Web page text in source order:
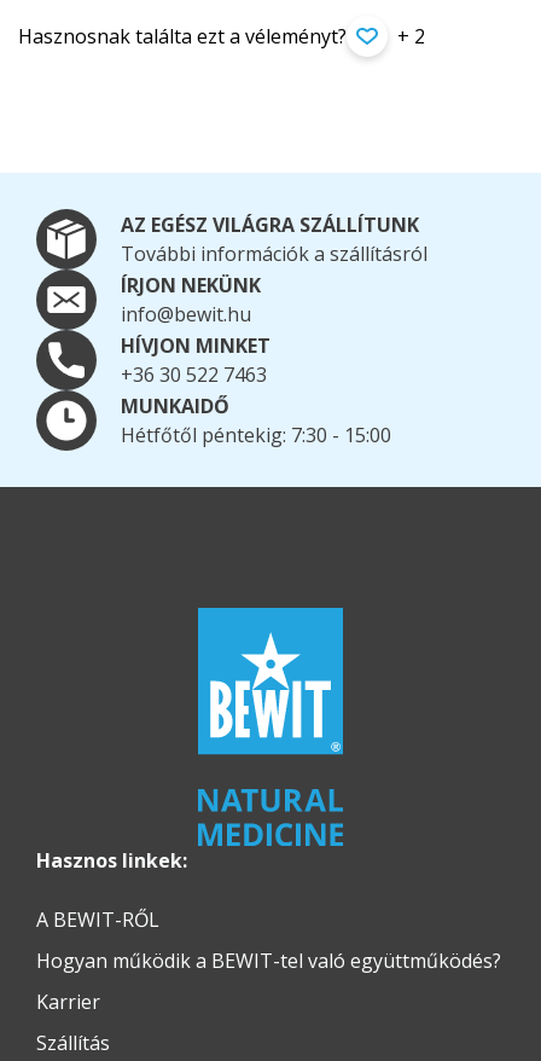
Hasznosnak találta ezt a véleményt? + 2
AZ EGÉSZ VILÁGRA SZÁLLÍTUNK
További információk a szállításról
ÍRJON NEKÜNK
info@bewit.hu
HÍVJON MINKET
+36 30 522 7463
MUNKAIDŐ
Hétfőtől péntekig: 7:30 - 15:00
Hasznos linkek:
A BEWIT-RŐL
Hogyan működik a BEWIT-tel való együttműködés?
Karrier
Szállítás